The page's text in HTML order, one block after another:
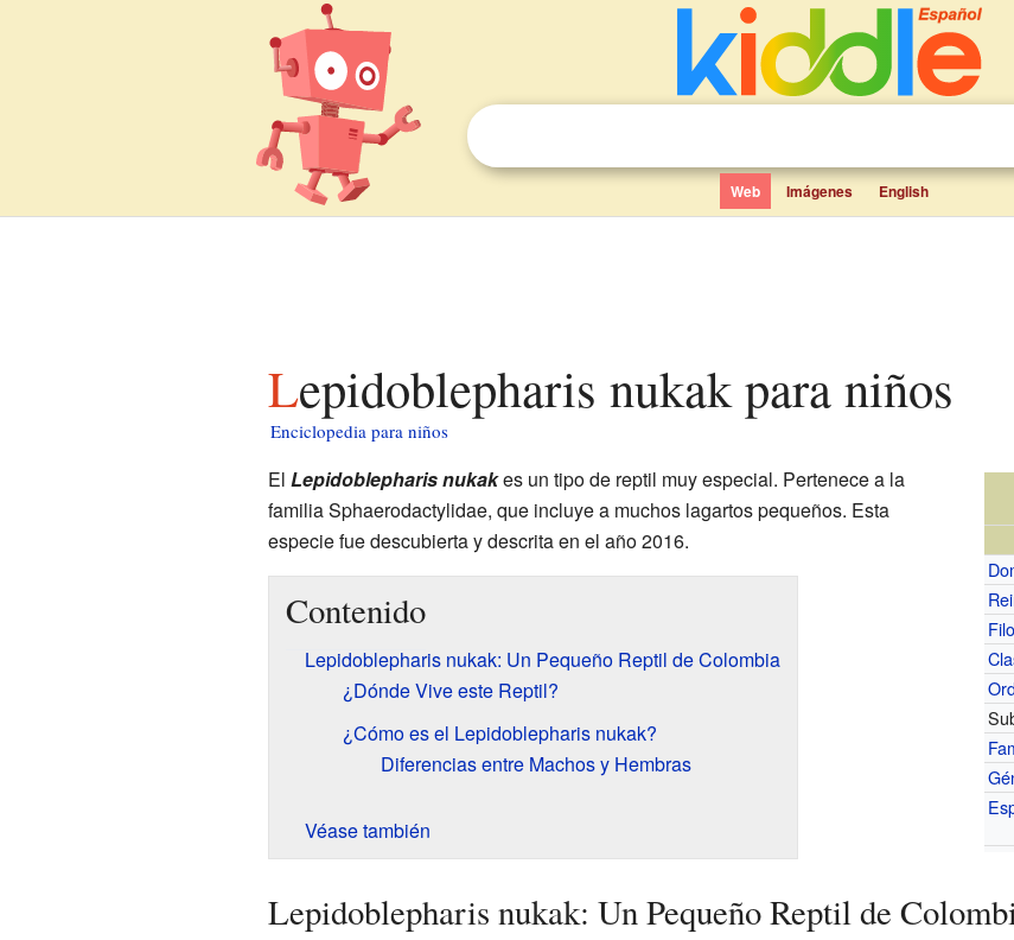
Web Imágenes English
Lepidoblepharis nukak para niños
Enciclopedia para niños
Filo
El Lepidoblepharis nukakes un tipo de reptil muy especial. Pertenece a la
familia Sphaerodactylidae, que incluye a muchos lagartos pequeños. Esta
especie fue descubierta y descrita en el año 2016.
Contenido
Lepidoblepharis nukak: Un Pequeño Reptil de Colombia
¿Dónde Vive este Reptil?
¿Cómo es el Lepidoblepharis nukak?
Diferencias entre Machos y Hembras
Véase también
Lepidoblepharis nukak: Un Pequeño Reptil de